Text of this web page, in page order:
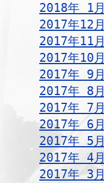
2018年 1月
2017年12月
2017年11月
2017年10月
2017年 9月
2017年 8月
2017年 7月
2017年 6月
2017年 5月
2017年 4月
2017年 3月